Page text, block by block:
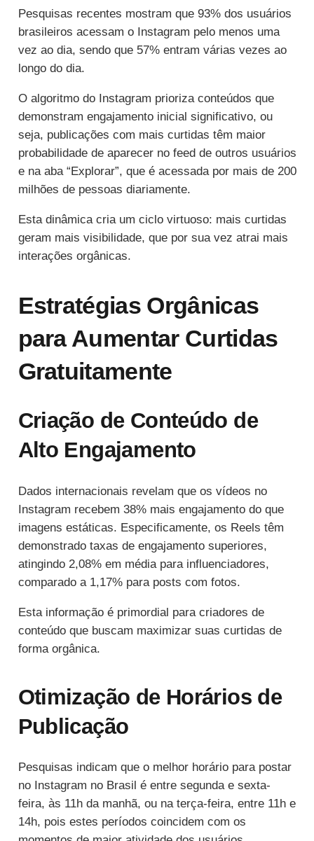
Pesquisas recentes mostram que 93% dos usuários
brasileiros acessam o Instagram pelo menos uma
vez ao dia, sendo que 57% entram várias vezes ao
longo do dia.
O algoritmo do Instagram prioriza conteúdos que
demonstram engajamento inicial significativo, ou
seja, publicações com mais curtidas têm maior
probabilidade de aparecer no feed de outros usuários
e na aba “Explorar”, que é acessada por mais de 200
milhões de pessoas diariamente.
Esta dinâmica cria um ciclo virtuoso: mais curtidas
geram mais visibilidade, que por sua vez atrai mais
interações orgânicas.
Estratégias Orgânicas
para Aumentar Curtidas
Gratuitamente
Criação de Conteúdo de
Alto Engajamento
Dados internacionais revelam que os vídeos no
Instagram recebem 38% mais engajamento do que
imagens estáticas. Especificamente, os Reels têm
demonstrado taxas de engajamento superiores,
atingindo 2,08% em média para influenciadores,
comparado a 1,17% para posts com fotos.
Esta informação é primordial para criadores de
conteúdo que buscam maximizar suas curtidas de
forma orgânica.
Otimização de Horários de
Publicação
Pesquisas indicam que o melhor horário para postar
no Instagram no Brasil é entre segunda e sexta-
feira, às 11h da manhã, ou na terça-feira, entre 11h e
14h, pois estes períodos coincidem com os